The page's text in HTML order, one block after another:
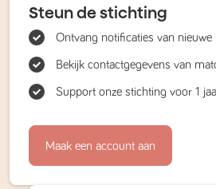
Steun de stichting
Ontvang notificaties van nieuwe
Bekijk contactgegevens van
Support onze stichting voor 1
Maak een account aan